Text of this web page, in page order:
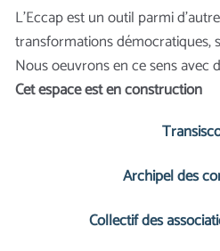
L'Eccap est un outil parmi
transformations démocratiques,
Nous oeuvrons en ce sens avec
Cet espace est en construction
Archipel des
Collectif des